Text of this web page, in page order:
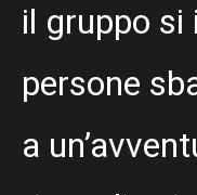
il gruppo si
persone
a